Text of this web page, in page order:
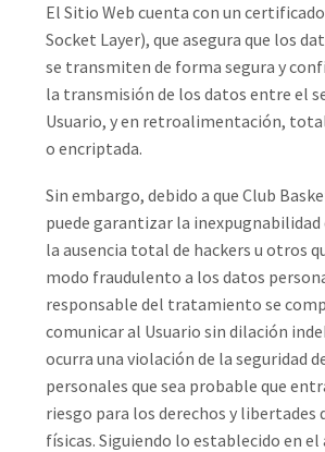
El Sitio Web cuenta con un certificado
Socket Layer), que asegura que los
se transmiten de forma segura y
la transmisión de los datos entre el
Usuario, y en retroalimentación,
o encriptada.
Sin embargo, debido a que Club
puede garantizar la
la ausencia total de hackers u otros
modo fraudulento a los datos
responsable del tratamiento se
comunicar al Usuario sin dilación
ocurra una violación de la seguridad
personales que sea probable que
riesgo para los derechos y libertades
físicas. Siguiendo lo establecido en